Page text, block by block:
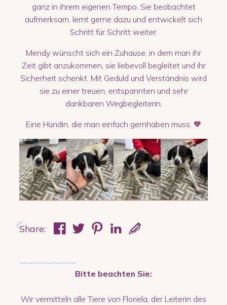
ganz in ihrem eigenen Tempo. Sie beobachtet
aufmerksam, lernt gerne dazu und entwickelt sich
Schritt für Schritt weiter.
Mendy wünscht sich ein Zuhause, in dem man ihr
Zeit gibt anzukommen, sie liebevoll begleitet und ihr
Sicherheit schenkt. Mit Geduld und Verständnis wird
sie zu einer treuen, entspannten und sehr
dankbaren Wegbegleiterin.
Eine Hündin, die man einfach gernhaben muss. 🧡
Share:
Bitte beachten Sie:
Wir vermitteln alle Tiere von Floriela, der Leiterin des